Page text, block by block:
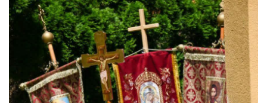
Фотогалерија
НАЧЕЛНИК
О Начелнику
Замјеник начелника